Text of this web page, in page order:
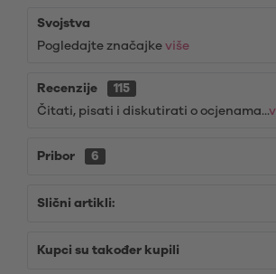
Svojstva
Pogledajte značajke više
Recenzije
115
Čitati, pisati i diskutirati o ocjenama...
Pribor 6
Slični artikli:
Kupci su također kupili